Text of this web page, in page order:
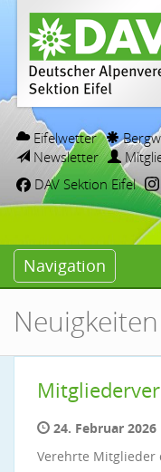
Eifelwetter
Newsletter
DAV Sektion Eifel
Navigation
Neuigkeiten
24. Februar 2026
Verehrte Mitglieder